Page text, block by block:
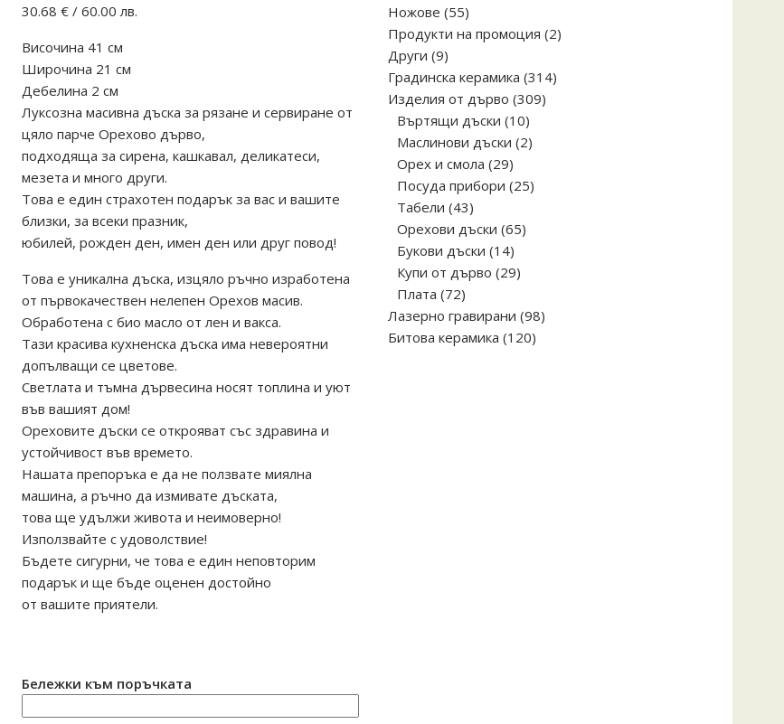
30.68 €/ 60.00 лв.
Височина 41 см
Широчина 21 см
Дебелина 2 см
Луксозна масивна дъска за рязане и сервиране от
цяло парче Орехово дърво,
подходяща за сирена, кашкавал, деликатеси,
мезета и много други.
Това е един страхотен подарък за вас и вашите
близки, за всеки празник,
юбилей, рожден ден, имен ден или друг повод!
Това е уникална дъска, изцяло ръчно изработена
от първокачествен нелепен Орехов масив.
Обработена с био масло от лен и вакса.
Тази красива кухненска дъска има невероятни
допълващи се цветове.
Светлата и тъмна дървесина носят топлина и уют
във вашият дом!
Ореховите дъски се открояват със здравина и
устойчивост във времето.
Нашата препоръка е да не ползвате миялна
машина, а ръчно да измивате дъската,
това ще удължи живота и неимоверно!
Използвайте с удоволствие!
Бъдете сигурни, че това е един неповторим
подарък и ще бъде оценен достойно
от вашите приятели.
Бележки към поръчката
Ножове 5555
продукта
Продукти на промоция 22
Други 99
продукта
Градинска керамика 314314
Изделия от дърво 309309
Въртящи дъски 1010
продукта
Маслинови дъски 22
Орех и смола 2929
продукта
Посуда прибори 2525
Табели 4343
продукта
Орехови дъски 6565
Букови дъски 1414
продукта
Купи от дърво 2929
Плата 7272
продукта
Лазерно гравирани 9898
Битова керамика 120120